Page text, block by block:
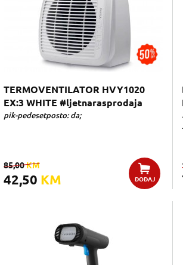
TERMOVENTILATOR HVY1020
EX:3 WHITE #ljetnarasprodaja
pik-pedesetposto: da;
42,50 KM
85,00KM
DODAJ